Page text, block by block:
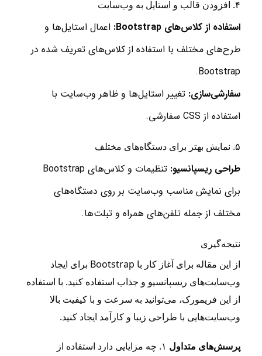
۴. افزودن قالب و استایل به وب‌سایت
استفاده از کلاس‌های Bootstrap:
اعمال استایل‌ها و
طرح‌های مختلف با استفاده از کلاس‌های تعریف شده در
Bootstrap.
سفارشی‌سازی: تغییر استایل‌ها و ظاهر وب‌سایت با
استفاده از CSS سفارشی.
۵. نمایش بهتر برای دستگاه‌های مختلف
طراحی ریسپانسیو:
تنظیمات و کلاس‌های Bootstrap
برای نمایش مناسب وب‌سایت بر روی دستگاه‌های
مختلف از جمله تلفن‌های همراه و تبلت‌ها.
نتیجه‌گیری
از این مقاله برای آغاز کار با Bootstrap برای ایجاد
وب‌سایت‌های ریسپانسیو و جذاب استفاده کنید. با استفاده
از این فریمورک، می‌توانید به سرعت و با کیفیت بالا
وب‌سایت‌هایی با طراحی زیبا و کارآمد ایجاد کنید.
پرسش‌های متداول
۱. چه مزایایی دارد استفاده از